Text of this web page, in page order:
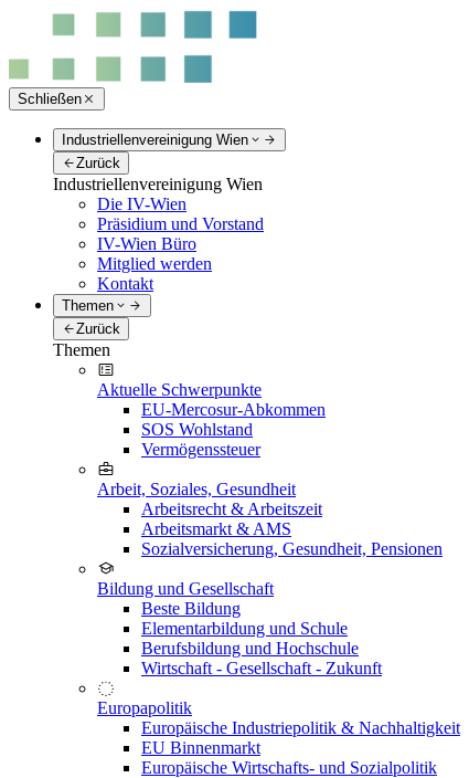
Schließen
Industriellenvereinigung Wien
Zurück
Industriellenvereinigung Wien
Die IV-Wien
Präsidium und Vorstand
IV-Wien Büro
Mitglied werden
Kontakt
Themen
Zurück
Themen
Aktuelle Schwerpunkte
EU-Mercosur-Abkommen
SOS Wohlstand
Vermögenssteuer
Arbeit, Soziales, Gesundheit
Arbeitsrecht & Arbeitszeit
Arbeitsmarkt & AMS
Sozialversicherung, Gesundheit, Pensionen
Bildung und Gesellschaft
Beste Bildung
Elementarbildung und Schule
Berufsbildung und Hochschule
Wirtschaft - Gesellschaft - Zukunft
Europapolitik
Europäische Industriepolitik & Nachhaltigkeit
EU Binnenmarkt
Europäische Wirtschafts- und Sozialpolitik